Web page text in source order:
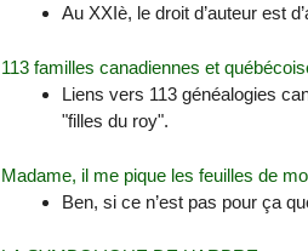
Au XXIè, le droit d’auteur est
113 familles canadiennes et
Liens vers 113 généalogies
"filles du roy".
Madame, il me pique les feuilles de
Ben, si ce n’est pas pour ça